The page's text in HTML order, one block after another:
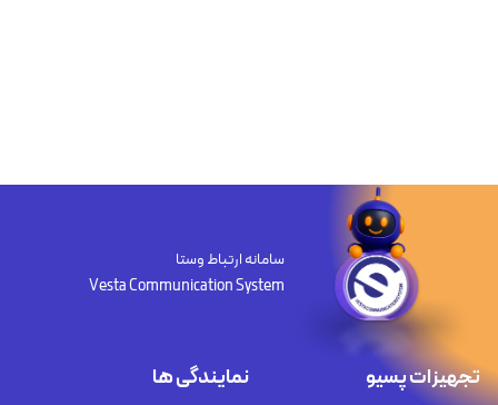
سامانه ارتباط وستا
Vesta Communication System
تجهیزات پسیو نمایندگی ها